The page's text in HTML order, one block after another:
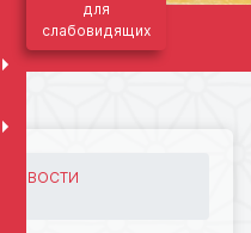
для
слабовидящих
НОВОСТИ